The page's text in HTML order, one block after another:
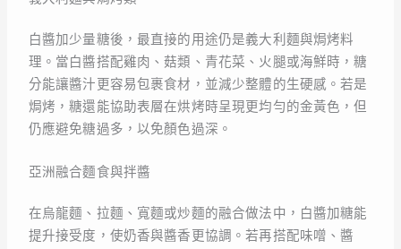
白醬加少量糖後，最直接的用途仍是義大利麵與焗烤料
理。當白醬搭配雞肉、菇類、青花菜、火腿或海鮮時，糖
分能讓醬汁更容易包裹食材，並減少整體的生硬感。若是
焗烤，糖還能協助表層在烘烤時呈現更均勻的金黃色，但
仍應避免糖過多，以免顏色過深。
亞洲融合麵食與拌醬
在烏龍麵、拉麵、寬麵或炒麵的融合做法中，白醬加糖能
提升接受度，使奶香與醬香更協調。若再搭配味噌、醬